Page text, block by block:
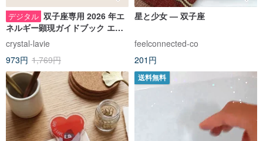
デジタル 双子座専用 2026 年エ
ネルギー顕現ガイドブック エネ
ルギー増幅日 ネガティブエネル
ギー浄化日を含む
crystal-lavie
973円 1,769円
星と少女 — 双子座
feelconnected-co
201円
送料無料